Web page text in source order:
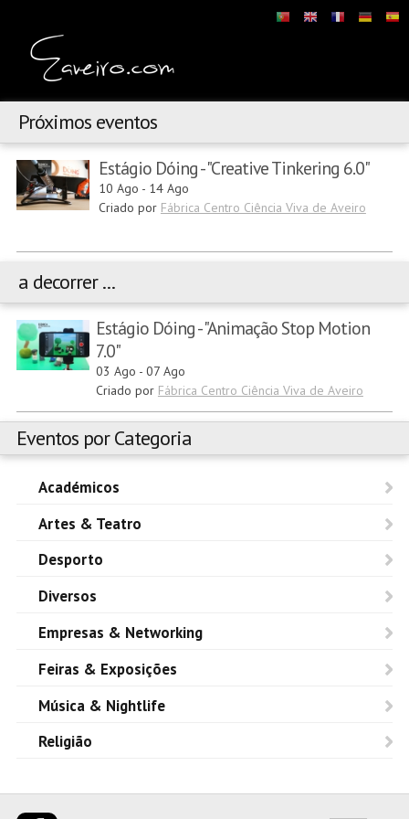
Próximos eventos
Estágio Dóing - "Creative Tinkering 6.0"
10 Ago - 14 Ago
Criado por Fábrica Centro Ciência Viva de Aveiro
a decorrer ...
Estágio Dóing - "Animação Stop Motion
7.0"
03 Ago - 07 Ago
Criado por Fábrica Centro Ciência Viva de Aveiro
Eventos por Categoria
Académicos
Artes & Teatro
Desporto
Diversos
Empresas & Networking
Feiras & Exposições
Música & Nightlife
Religião